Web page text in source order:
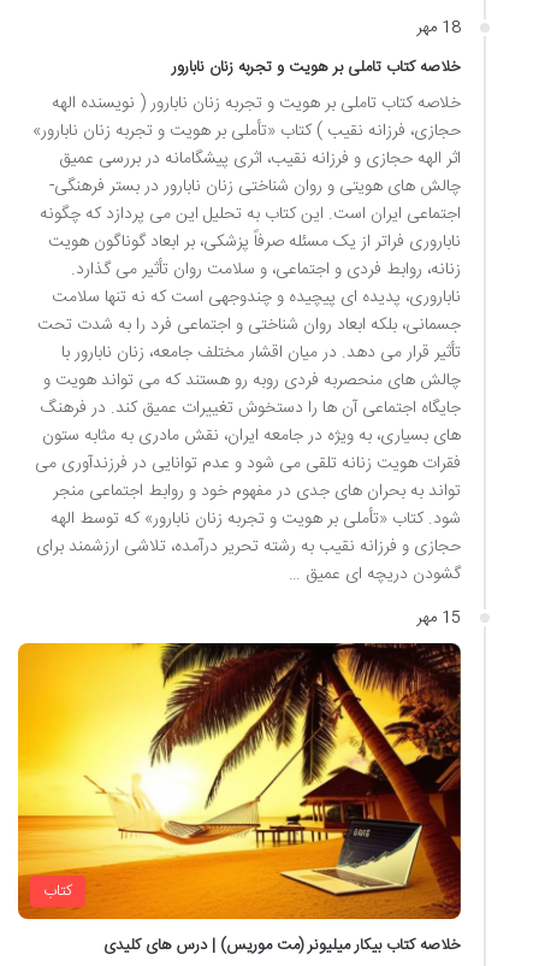
18 مهر
خلاصه کتاب تاملی بر هویت و تجربه زنان نابارور
خلاصه کتاب تاملی بر هویت و تجربه زنان نابارور ( نویسنده الهه
حجازی، فرزانه نقیب ) کتاب «تأملی بر هویت و تجربه زنان نابارور»
اثر الهه حجازی و فرزانه نقیب، اثری پیشگامانه در بررسی عمیق
چالش های هویتی و روان شناختی زنان نابارور در بستر فرهنگی-
اجتماعی ایران است. این کتاب به تحلیل این می پردازد که چگونه
ناباروری فراتر از یک مسئله صرفاً پزشکی، بر ابعاد گوناگون هویت
زنانه، روابط فردی و اجتماعی، و سلامت روان تأثیر می گذارد.
ناباروری، پدیده ای پیچیده و چندوجهی است که نه تنها سلامت
جسمانی، بلکه ابعاد روان شناختی و اجتماعی فرد را به شدت تحت
تأثیر قرار می دهد. در میان اقشار مختلف جامعه، زنان نابارور با
چالش های منحصربه فردی روبه رو هستند که می تواند هویت و
جایگاه اجتماعی آن ها را دستخوش تغییرات عمیق کند. در فرهنگ
های بسیاری، به ویژه در جامعه ایران، نقش مادری به مثابه ستون
فقرات هویت زنانه تلقی می شود و عدم توانایی در فرزندآوری می
تواند به بحران های جدی در مفهوم خود و روابط اجتماعی منجر
شود. کتاب «تأملی بر هویت و تجربه زنان نابارور» که توسط الهه
حجازی و فرزانه نقیب به رشته تحریر درآمده، تلاشی ارزشمند برای
گشودن دریچه ای عمیق …
15 مهر
کتاب
خلاصه کتاب بیکار میلیونر (مت موریس) | درس های کلیدی